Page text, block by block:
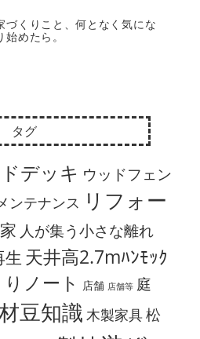
づくりこと、何となく気にな
始めたら。
タグ
デッキ ウッドフェン
ンテナンス リフォー
人が集う小さな離れ
生 天井高2.7mﾊﾝﾓｯｸ
ノート 店舗 店舗等 庭
豆知識 木製家具松